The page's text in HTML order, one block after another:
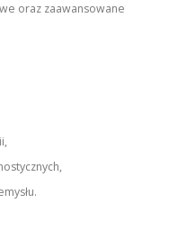
oraz zaawansowane